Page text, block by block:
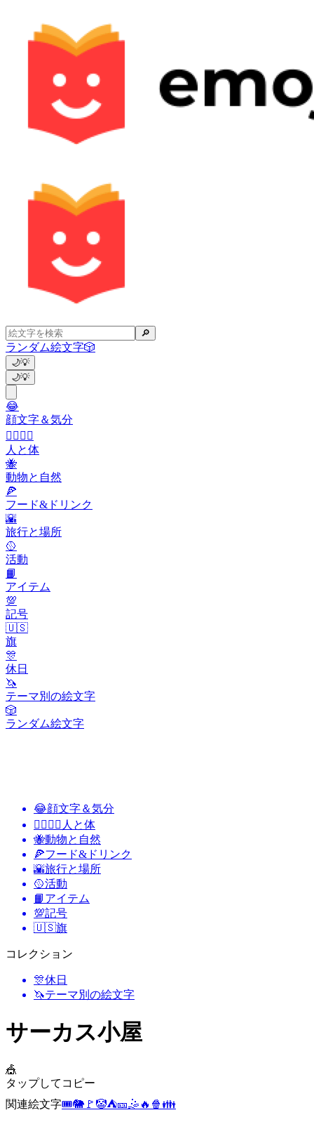
🔎
ランダム絵文字🎲
🌙💡
🌙💡
😂
顔文字＆気分
👩‍❤️‍💋‍👨
人と体
🐝
動物と自然
🍕
フード&ドリンク
🌇
旅行と場所
🥎
活動
📙
アイテム
💯
記号
🇺🇸
旗
🎊
休日
🦄
テーマ別の絵文字
🎲
ランダム絵文字
😂顔文字＆気分
👩‍❤️‍💋‍👨 人と体
🐝動物と自然
🍕フード&ドリンク
🌇旅行と場所
🥎活動
📙 アイテム
💯記号
🇺🇸旗
コレクション
🎊休日
🦄テーマ別の絵文字
サーカス小屋
🎪
タップしてコピー
関連絵文字🎟️🐘 🚩 🤡⛺🎫🤹 🔥 🍿👪